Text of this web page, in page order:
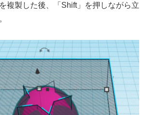
複製した後、「Shift」を押しながら立